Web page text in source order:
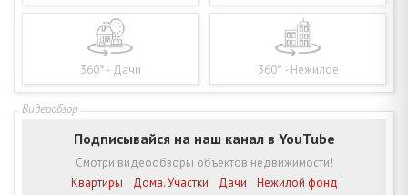
360° - Дачи 360° - Нежилое
Подписывайся на наш канал в YouTube
Смотри видеообзоры объектов недвижимости!
Квартиры
Дома. Участки Дачи Нежилой фонд